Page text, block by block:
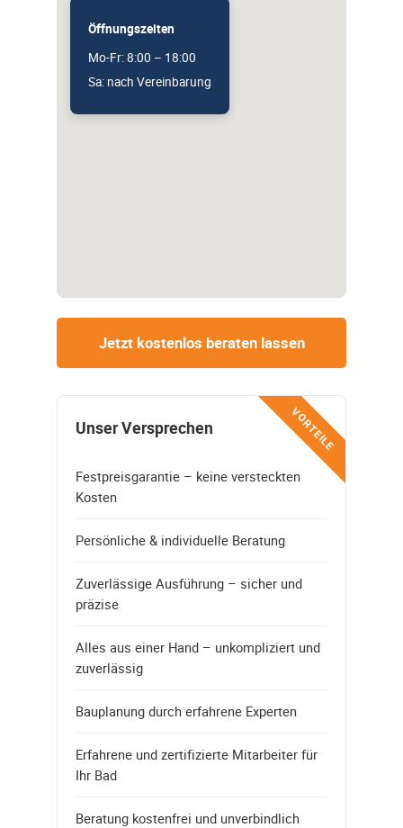
Öffnungszeiten
Mo-Fr: 8:00 – 18:00
Sa: nach Vereinbarung
Jetzt kostenlos beraten lassen
VORTEILE
Unser Versprechen
Festpreisgarantie – keine versteckten
Kosten
Persönliche & individuelle Beratung
Zuverlässige Ausführung – sicher und
präzise
Alles aus einer Hand – unkompliziert und
zuverlässig
Bauplanung durch erfahrene Experten
Erfahrene und zertifizierte Mitarbeiter für
Ihr Bad
Beratung kostenfrei und unverbindlich